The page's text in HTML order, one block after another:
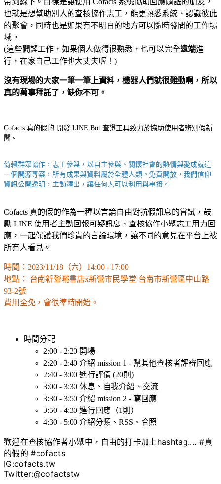
也就是想幫助別人的查核協作志工，能更熟悉系統、認識彼此
的聚會，同時也是如果有不明白的地方可以隨時發問的工作場
域。
(這些闢謠工作，如果個人做得很熟悉，也可以完全遠端進
行，在家自己工作也大丈夫喔！)
沒有現場的大家一筆一筆上資料，機器人們就很難動啊，所以
真的萬事拜託了，缺你不可。
Cofacts 真的假的 開發 LINE Bot 查證工具致力於協助使用者辨別假新
聞。
倚賴群眾協作，志工參與，以自主參與、關懷社會的熱情與愛成就這
一個開源專案，所有成果與資料屬於全體人類。免費開放，我們信仰
資訊公開透明，主動釋出，讓任何人可以利用與串接。
Cofacts 真的假的作為一種以言論自由對抗假訊息的嘗試，鼓
勵 LINE 使用者主動回報可疑訊息、查核協作小聚志工用力回
應，一起保護我們珍貴的言論環境，讓不同的意見在平台上被
所有人看見。
時間：2023/11/18（六）14:00 - 17:00
地點： 台南新營曬書店x新營市民學堂 台南市新營區中山路
93-2號
費用全免，會很準時開始。
時間分配
2:00 - 2:20 開場
2:20 - 2:40 介紹 mission 1 - 幫其他查核者評審回應
2:40 - 3:00 進行評價 (20則)
3:00 - 3:30 休息、自我介紹、交流
3:30 - 3:50 介紹 mission 2 - 寫回應
3:50 - 4:30 進行回應（1則）
4:30 - 5:00 介紹分類、RSS、合照
歡迎在查核協作者小聚中，自由的打卡加上hashtag.... #真
的假的 #cofacts
IG:cofacts.tw
Twitter:@cofactstw